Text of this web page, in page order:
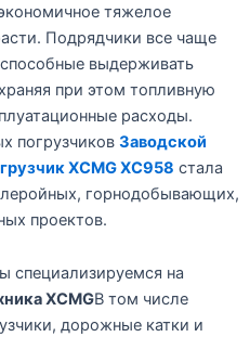
тяжелое
Подрядчики все чаще
выдерживать
при этом топливную
расходы.
погрузчиков Заводской
XCMG XC958 стала
горнодобывающих,
проектов.
специализируемся на
XCMGВ том числе
дорожные катки и